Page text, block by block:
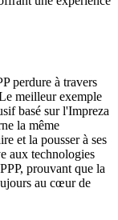
perdure à travers
meilleur exemple
basé sur l'Impreza
la même
et la pousser à ses
aux technologies
prouvant que la
au cœur de